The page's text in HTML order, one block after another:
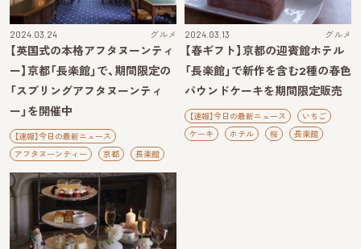
2024.03.24 グルメ
【英国式の本格アフタヌーンティ
ー】京都「長楽館」で、期間限定の
「スプリングアフタヌーンティ
ー」を開催中
【速報】今日の最新ニュース
アフタヌーンティー
京都 長楽館
2024.03.13 グルメ
【春ギフト】京都の迎賓館ホテル
「長楽館」で新作を含む2種の春色
パウンドケーキを期間限定販売
【速報】今日の最新ニュース
いちご
ケーキ
ホテル 桜 長楽館